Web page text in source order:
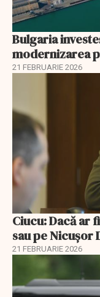
Bulgaria
modernizarea
21 FEBRUARIE 2026
Ciucu: Dacă ar
sau pe Nicușor
21 FEBRUARIE 2026